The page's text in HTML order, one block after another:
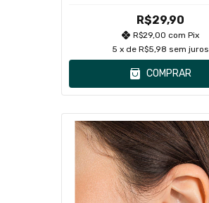
R$29,90
R$29,00 com Pix
5 x de R$5,98 sem juros
COMPRAR